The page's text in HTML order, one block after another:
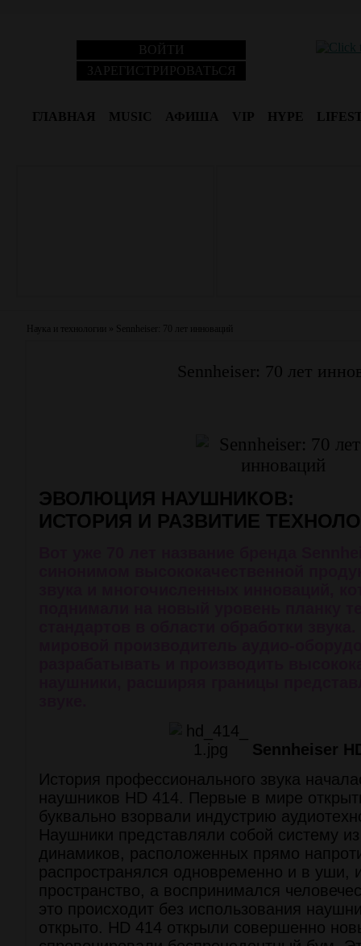
ВОЙТИ
ЗАРЕГИСТРИРОВАТЬСЯ
ГЛАВНАЯ MUSIC АФИША VIP HYPE
Наука и технологии » Sennheiser: 70 лет инноваций
Sennheiser: 70 лет
ЭВОЛЮЦИЯ НАУШНИКОВ:
ИСТОРИЯ И РАЗВИТИЕ
Sennheiser
История профессионального звука
наушников HD 414. Первые в мире
буквально взорвали индустрию
Наушники представляли собой систему
динамиков, расположенных прямо
распространялся одновременно и в уши,
пространство, а воспринимался
это происходит без использования
открыто. HD 414 открыли совершенно